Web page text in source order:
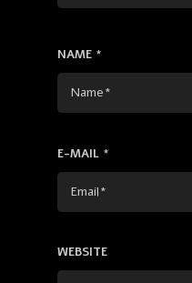
NAME *
E-MAIL *
WEBSITE